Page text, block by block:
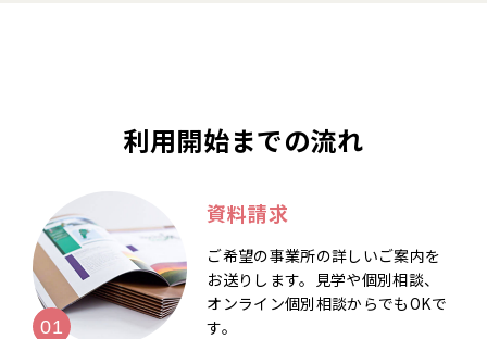
利用開始までの流れ
資料請求
ご希望の事業所の詳しいご案内を
お送りします。見学や個別相談、
オンライン個別相談からでもOKで
す。